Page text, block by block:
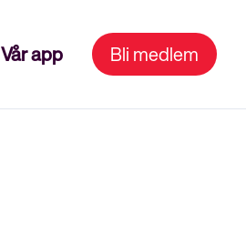
Vår app Bli medlem